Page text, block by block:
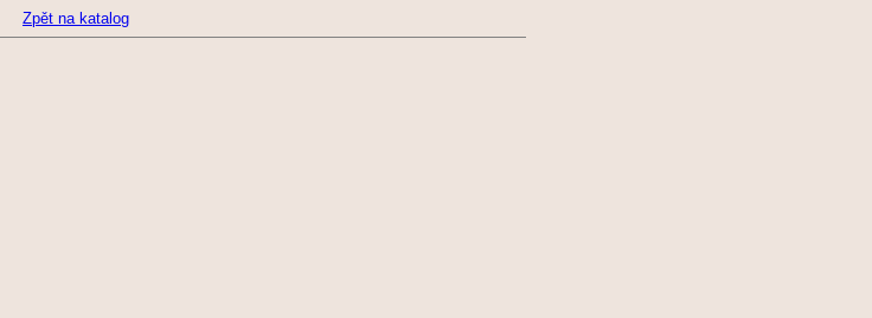
Zpět na katalog